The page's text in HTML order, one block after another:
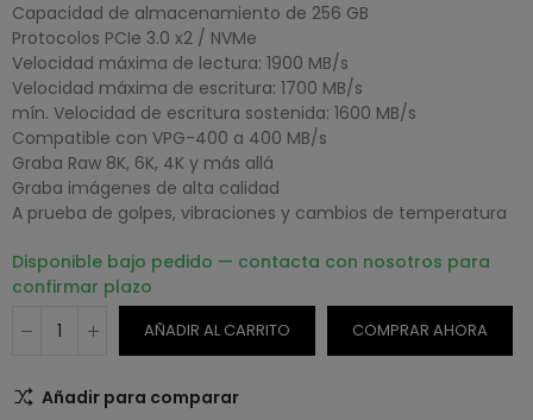
Capacidad de almacenamiento de 256 GB
Protocolos PCIe 3.0 x2 / NVMe
Velocidad máxima de lectura: 1900 MB/s
Velocidad máxima de escritura: 1700 MB/s
mín. Velocidad de escritura sostenida: 1600 MB/s
Compatible con VPG-400 a 400 MB/s
Graba Raw 8K, 6K, 4K y más allá
Graba imágenes de alta calidad
A prueba de golpes, vibraciones y cambios de temperatura
Disponible bajo pedido — contacta con nosotros para
confirmar plazo
AÑADIR AL CARRITO COMPRAR AHORA
Añadir para comparar